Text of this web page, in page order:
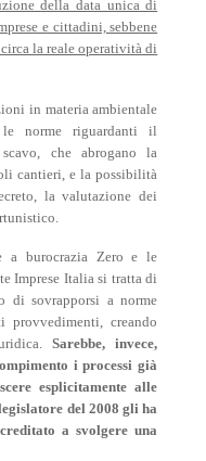
della data unica di
e cittadini, sebbene
la reale operatività di
in materia ambientale
norme riguardanti il
che abrogano la
cantieri, e la possibilità
la valutazione dei
a burocrazia Zero e le
Imprese Italia si tratta di
di sovrapporsi a norme
provvedimenti, creando
Sarebbe, invece,
i processi già
esplicitamente alle
del 2008 gli ha
a svolgere una